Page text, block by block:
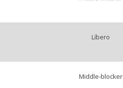
Líbero
Middle-blocker